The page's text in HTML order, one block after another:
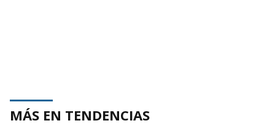
MÁS EN TENDENCIAS